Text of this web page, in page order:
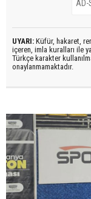
UYARI: Küfür, hakaret,
içeren, imla kuralları ile
Türkçe karakter
onaylanmamaktadır.